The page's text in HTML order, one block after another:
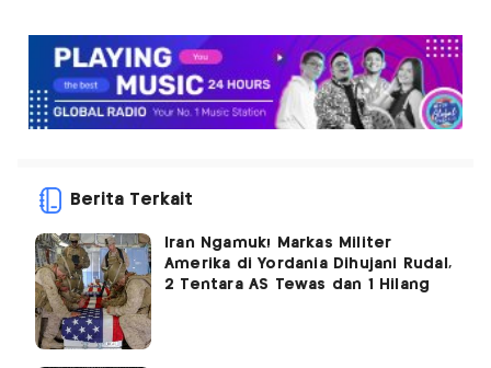
Berita Terkait
Iran Ngamuk! Markas Militer
Amerika di Yordania Dihujani Rudal,
2 Tentara AS Tewas dan 1 Hilang